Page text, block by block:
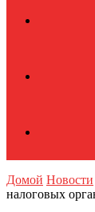
Домой Новости
налоговых